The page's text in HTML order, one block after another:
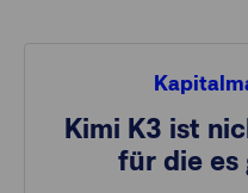
Kimi K3 ist
für die es